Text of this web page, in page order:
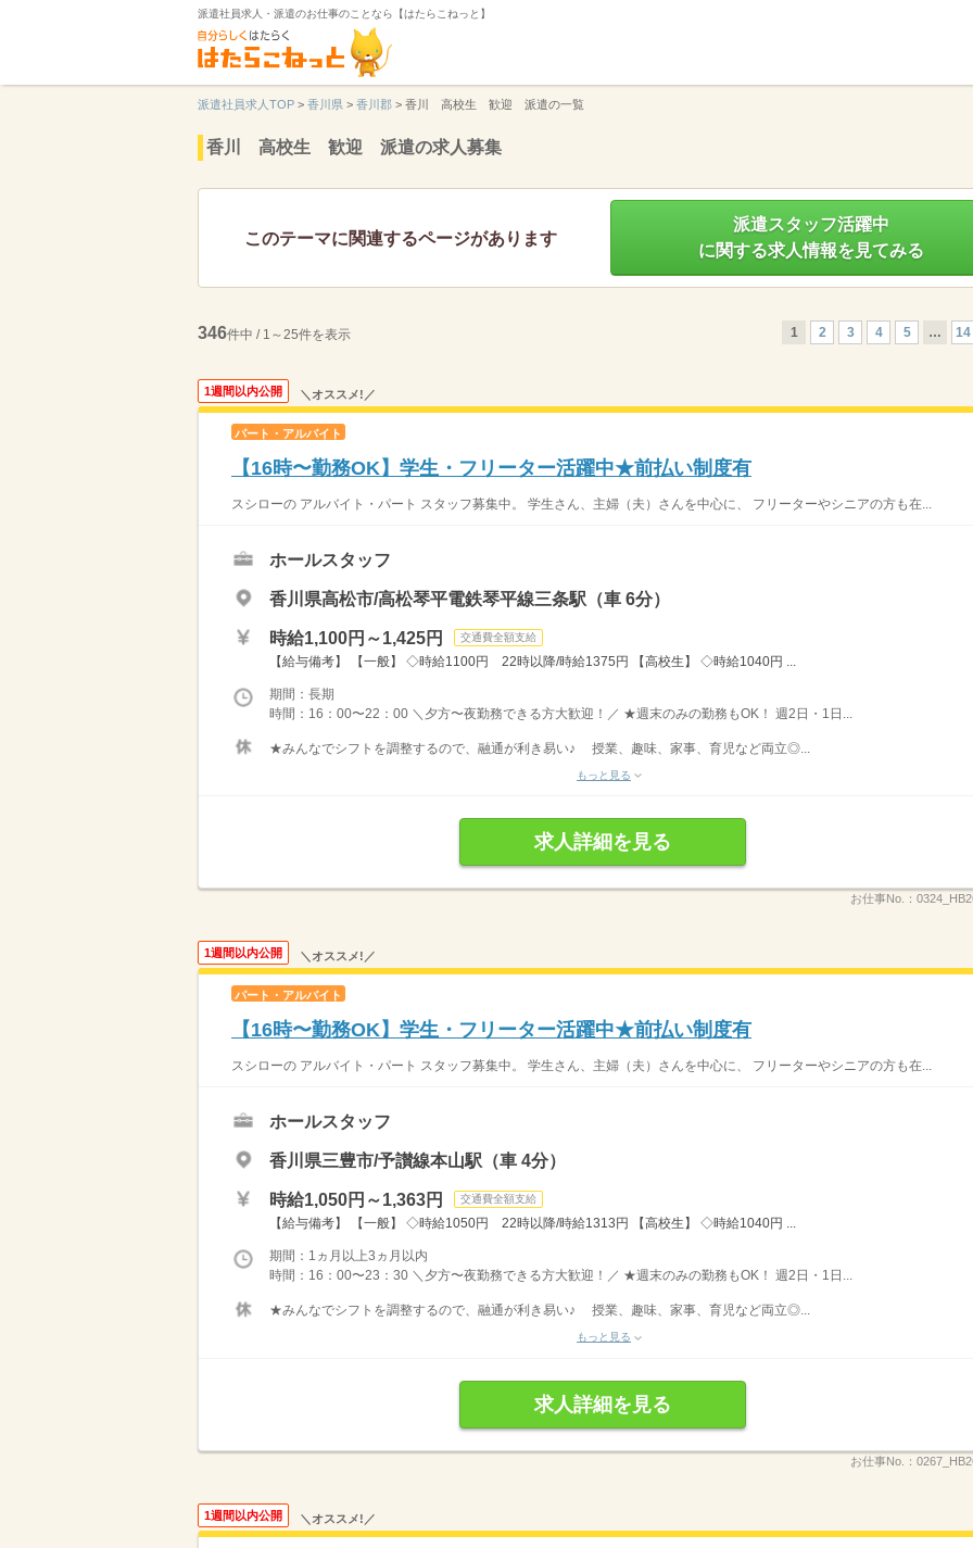
派遣社員求人・派遣のお仕事のことなら【はたらこねっと】
派遣社員求人TOP > 香川県 > 香川郡 > 香川 高校生 歓迎 派遣の一覧
香川 高校生 歓迎 派遣の求人募集
このテーマに関連するページがあります
派遣スタッフ活躍中
に関する求人情報を見てみる
346件中 / 1～25件を表示 1 2 3 4 5 … 14
1週間以内公開 ＼オススメ!／
パート・アルバイト
【16時〜勤務OK】学生・フリーター活躍中★前払い制度有
スシローの アルバイト・パート スタッフ募集中。 学生さん、主婦（夫）さんを中心に、 フリーターやシニアの方も在...
ホールスタッフ
香川県高松市/高松琴平電鉄琴平線三条駅（車 6分）
時給1,100円～1,425円 交通費全額支給
【給与備考】 【一般】 ◇時給1100円 22時以降/時給1375円 【高校生】 ◇時給1040円 ...
期間：長期
時間：16：00〜22：00 ＼夕方〜夜勤務できる方大歓迎！／ ★週末のみの勤務もOK！ 週2日・1日...
★みんなでシフトを調整するので、融通が利き易い♪ 授業、趣味、家事、育児など両立◎...
もっと見る
求人詳細を見る
お仕事No.：
1週間以内公開 ＼オススメ!／
パート・アルバイト
【16時〜勤務OK】学生・フリーター活躍中★前払い制度有
スシローの アルバイト・パート スタッフ募集中。 学生さん、主婦（夫）さんを中心に、 フリーターやシニアの方も在...
ホールスタッフ
香川県三豊市/予讃線本山駅（車 4分）
時給1,050円～1,363円 交通費全額支給
【給与備考】 【一般】 ◇時給1050円 22時以降/時給1313円 【高校生】 ◇時給1040円 ...
期間：1ヵ月以上3ヵ月以内
時間：16：00〜23：30 ＼夕方〜夜勤務できる方大歓迎！／ ★週末のみの勤務もOK！ 週2日・1日...
★みんなでシフトを調整するので、融通が利き易い♪ 授業、趣味、家事、育児など両立◎...
もっと見る
求人詳細を見る
お仕事No.：
1週間以内公開 ＼オススメ!／